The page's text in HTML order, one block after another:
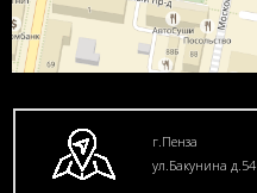
г.Пенза
ул.Бакунина д.54